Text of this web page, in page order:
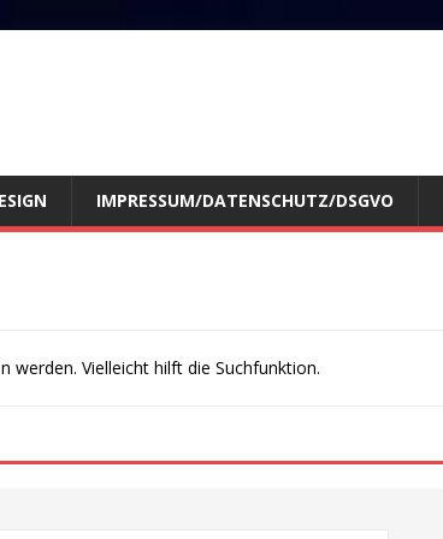
IMPRESSUM/DATENSCHUTZ/DSGVO
werden. Vielleicht hilft die Suchfunktion.